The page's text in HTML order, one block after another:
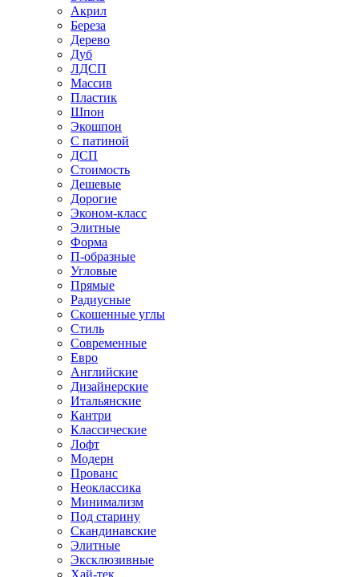
Акрил
Береза
Дерево
Дуб
ЛДСП
Массив
Пластик
Шпон
Экошпон
С патиной
ДСП
Стоимость
Дешевые
Дорогие
Эконом-класс
Элитные
Форма
П-образные
Угловые
Прямые
Радиусные
Скошенные углы
Стиль
Современные
Евро
Английские
Дизайнерские
Итальянские
Кантри
Классические
Лофт
Модерн
Прованс
Неоклассика
Минимализм
Под старину
Скандинавские
Элитные
Эксклюзивные
Хай-тек